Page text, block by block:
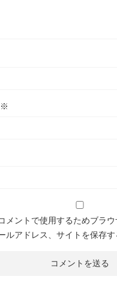
※
メントで使用するためブラ
ルアドレス、サイトを保存す